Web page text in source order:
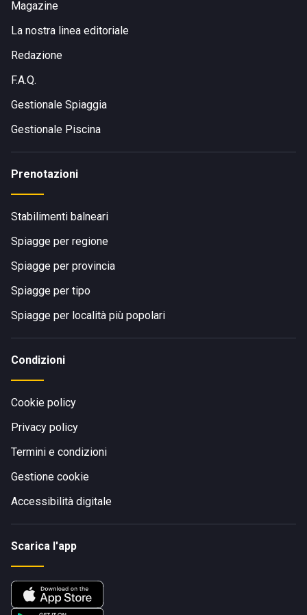
viaggio di circa un'ora da Lecce. La posizione è facilmente
accessibile e ben collegata, rendendo semplice l'arrivo per
chi proviene dai principali centri della regione pugliese.
Visita il sito di
Magazine
La nostra linea editoriale
Redazione
F.A.Q.
Gestionale Spiaggia
Gestionale Piscina
Prenotazioni
Stabilimenti balneari
Spiagge per regione
Spiagge per provincia
Spiagge per tipo
Spiagge per località più popolari
Condizioni
Cookie policy
Privacy policy
Termini e condizioni
Gestione cookie
Accessibilità digitale
Scarica l'app